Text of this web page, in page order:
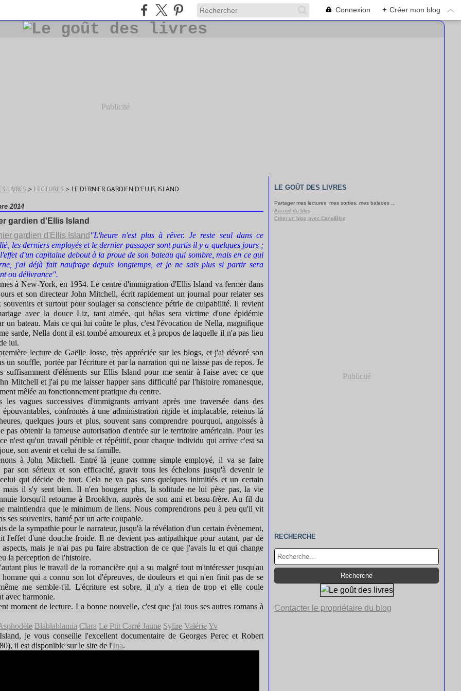
Connexion + Créer mon blog
Publicité
LIVRES > LECTURES > LE DERNIER GARDIEN D'ELLIS ISLAND
2014
gardien d'Ellis Island
"L'heure n'est plus à rêver. Je reste seul dans ce
les derniers employés et le dernier passager sont partis il y a quelques jours ;
d'un capitaine debout à la proue de son bateau qui sombre, mais en ce qui
j'ai déjà fait naufrage depuis longtemps, et je ne sais plus si partir sera
ou délivrance".
à New-York, en 1954. Le centre d'immigration d'Ellis Island va fermer dans
et son directeur John Mitchell, écrit rapidement un journal pour relater ses
souvenirs et surtout pour soulager sa conscience pétrie de culpabilité. Il revient
avec la douce Liz, tant aimée, qui hélas sera victime d'une épidémie
un bateau. Mais ce qui lui coûte le plus, c'est l'évocation de Nella, magnifique
sarde, Nella dont il est tombé amoureux et à propos de laquelle il n'a pas lieu
lui.
lecture de Gaëlle Josse, très appréciée sur les blogs, et j'ai dévoré son
un souffle, portée par l'écriture et par la narration qui ne laisse pas de repos. Je
suffisamment d'éléments sur Ellis Island pour me sentir à l'aise avec ce que
Mitchell et j'ai pu me laisser happer sans difficulté par l'histoire romanesque,
mêlée au fonctionnement pratique du centre.
les vagues successives d'immigrants arrivant après une traversée dans des
épouvantables, confrontés à une administration rigide et implacable, retenus là
quelques jours et plus, souvent sans comprendre pourquoi, angoissés à
pas obtenir la fameuse autorisation d'entrée sur le territoire américain. Pour les
n'est qu'un travail pénible et répétitif, pour chaque individu qui arrive c'est sa
son avenir et celui de sa famille.
à John Mitchell. Entré là jeune comme simple employé, il va se faire
par son sérieux et son efficacité, gravir tous les échelons jusqu'à devenir le
qui décide de tout. Cela ne va pas sans quelques inimitiés et un certain
mais il s'y sent bien. Il n'en bougera plus, la solitude ne lui pèse pas, la vie
lorsqu'il retourne à Brooklyn, auprès de son ami et beau-frère. Au fil du
maintiendra que le minimum de liens. Nous comprendrons peu à peu qu'il vit
ses souvenirs, hanté par un acte coupable.
de la sympathie pour le narrateur, jusqu'à la révélation d'un certain évènement,
l'effet d'une douche froide. Il ne devient pas antipathique pour autant, par de
aspects, mais je n'ai pas pu faire abstraction de ce que j'avais lu et qui change
la perception de l'histoire.
plus le travail de la romancière qui a su malgré tout m'intéresser jusqu'au
homme qui a connu son lot d'épreuves, de douleurs et qui n'en finit pas de se
me semble-t'il. L'écriture est sobre, il n'y a rien de trop et elle coule
avec harmonie.
moment de lecture. La bonne nouvelle, c'est que j'ai tous ses autres romans à
Blablablamia Clara Le Ptit Carré Jaune Sylire ValérieYv
je vous conseille l'excellent documentaire de Georges Perec et Robert
il est disponible sur le site de l'Ina.
LE GOÛT DES LIVRES
Partager mes lectures, mes sorties, mes balades ...
Accueil du blog
Créer un blog avec CanalBlog
Publicité
RECHERCHE
Contacter le propriétaire du blog